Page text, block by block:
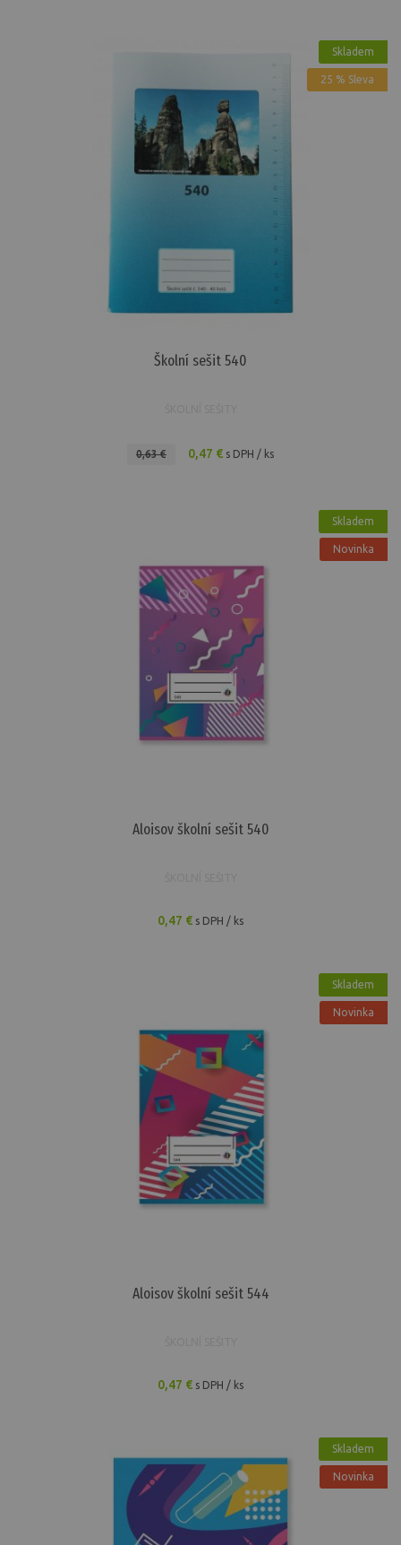
Skladem
25 % Sleva
Školní sešit 540
0,63 € 0,47 € s DPH / ks
Skladem
Novinka
Aloisov školní sešit 540
0,47 € s DPH / ks
Skladem
Novinka
Aloisov školní sešit 544
0,47 € s DPH / ks
Skladem
Novinka